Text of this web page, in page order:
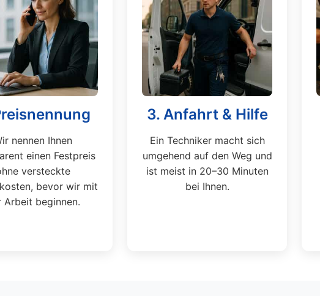
nennen Ihnen
einen Festpreis
versteckte
bevor wir mit
Arbeit beginnen.
3. Anfahrt & Hilfe
Ein Techniker macht sich
umgehend auf den Weg und
ist meist in 20–30 Minuten
bei Ihnen.